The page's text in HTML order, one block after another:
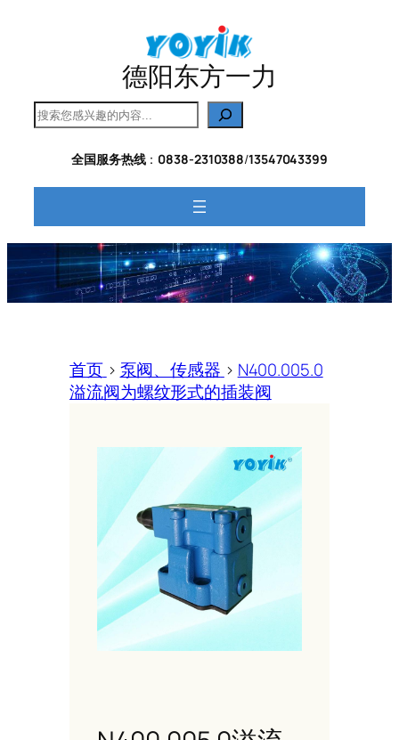
德阳东方一力
搜
索
全国服务热线： 0838-2310388/13547043399
首页 > 泵阀、传感器 > N400.005.0
溢流阀为螺纹形式的插装阀